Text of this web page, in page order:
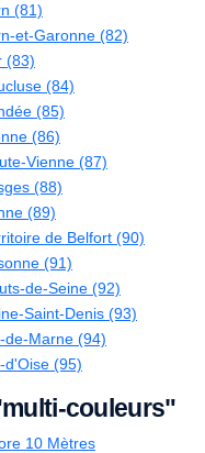
(81)
et-Garonne (82)
(83)
(84)
(85)
(86)
Vienne (87)
(88)
(89)
de Belfort (90)
(91)
de-Seine (92)
Saint-Denis (93)
de-Marne (94)
d'Oise (95)
couleurs"
10 Mètres